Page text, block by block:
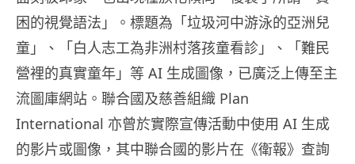
困的視覺語法」。標題為「垃圾河中游泳的亞洲兒
童」、「白人志工為非洲村落孩童看診」、「難民
營裡的真實童年」等 AI 生成圖像，已廣泛上傳至主
流圖庫網站。聯合國及慈善組織 Plan
International 亦曾於實際宣傳活動中使用 AI 生成
的影片或圖像，其中聯合國的影片在《衛報》查詢